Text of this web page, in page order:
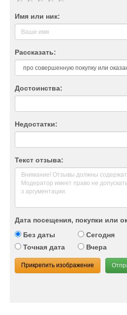
Имя или ник:
Рассказать:
Достоинства:
Недостатки:
Текст отзыва:
Дата посещения, покупки или
Без даты
Сегодня
Точная дата
Вчера
Прикрепить изображение